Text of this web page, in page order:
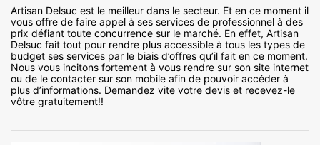
Artisan Delsuc est le meilleur dans le secteur. Et en ce moment il
vous offre de faire appel à ses services de professionnel à des
prix défiant toute concurrence sur le marché. En effet, Artisan
Delsuc fait tout pour rendre plus accessible à tous les types de
budget ses services par le biais d’offres qu’il fait en ce moment.
Nous vous incitons fortement à vous rendre sur son site internet
ou de le contacter sur son mobile afin de pouvoir accéder à
plus d’informations. Demandez vite votre devis et recevez-le
vôtre gratuitement!!